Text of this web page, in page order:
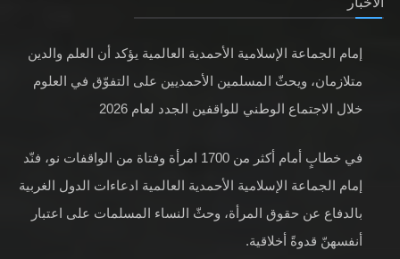
إمام الجماعة الإسلامية الأحمدية العالمية يؤكد أن العلم والدين
متلازمان، ويحثّ المسلمين الأحمديين على التفوّق في العلوم
خلال الاجتماع الوطني للواقفين الجدد لعام 2026
في خطابٍ أمام أكثر من 1700 امرأة وفتاة من الواقفات نو، فنّد
إمام الجماعة الإسلامية الأحمدية العالمية ادعاءات الدول الغربية
بالدفاع عن حقوق المرأة، وحثّ النساء المسلمات على اعتبار
أنفسهنّ قدوةً أخلاقية.